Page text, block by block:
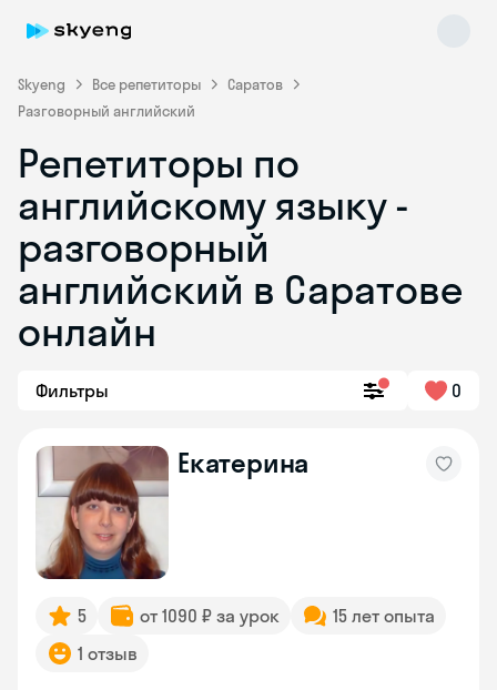
Skyeng Все репетиторы
Саратов
Разговорный английский
Репетиторы по
английскому языку -
разговорный
английский в Саратове
онлайн
Фильтры 0
Екатерина
5 от 1090 ₽ за урок
15 лет опыта
1 отзыв
Skyeng Chat